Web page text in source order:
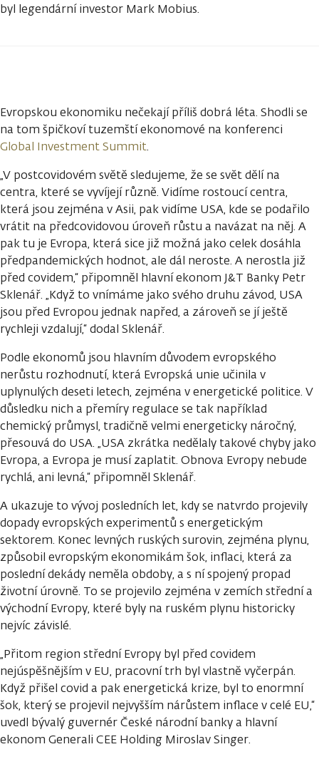
byl legendární investor Mark Mobius.
Evropskou ekonomiku nečekají příliš dobrá léta. Shodli se
na tom špičkoví tuzemští ekonomové na konferenci
Global Investment Summit.
„V postcovidovém světě sledujeme, že se svět dělí na
centra, které se vyvíjejí různě. Vidíme rostoucí centra,
která jsou zejména v Asii, pak vidíme USA, kde se podařilo
vrátit na předcovidovou úroveň růstu a navázat na něj. A
pak tu je Evropa, která sice již možná jako celek dosáhla
předpandemických hodnot, ale dál neroste. A nerostla již
před covidem,“ připomněl hlavní ekonom J&T Banky Petr
Sklenář. „Když to vnímáme jako svého druhu závod, USA
jsou před Evropou jednak napřed, a zároveň se jí ještě
rychleji vzdalují,“ dodal Sklenář.
Podle ekonomů jsou hlavním důvodem evropského
nerůstu rozhodnutí, která Evropská unie učinila v
uplynulých deseti letech, zejména v energetické politice. V
důsledku nich a přemíry regulace se tak například
chemický průmysl, tradičně velmi energeticky náročný,
přesouvá do USA. „USA zkrátka nedělaly takové chyby jako
Evropa, a Evropa je musí zaplatit. Obnova Evropy nebude
rychlá, ani levná,“ připomněl Sklenář.
A ukazuje to vývoj posledních let, kdy se natvrdo projevily
dopady evropských experimentů s energetickým
sektorem. Konec levných ruských surovin, zejména plynu,
způsobil evropským ekonomikám šok, inflaci, která za
poslední dekády neměla obdoby, a s ní spojený propad
životní úrovně. To se projevilo zejména v zemích střední a
východní Evropy, které byly na ruském plynu historicky
nejvíc závislé.
„Přitom region střední Evropy byl před covidem
nejúspěšnějším v EU, pracovní trh byl vlastně vyčerpán.
Když přišel covid a pak energetická krize, byl to enormní
šok, který se projevil nejvyšším nárůstem inflace v celé EU,“
uvedl bývalý guvernér České národní banky a hlavní
ekonom Generali CEE Holding Miroslav Singer.